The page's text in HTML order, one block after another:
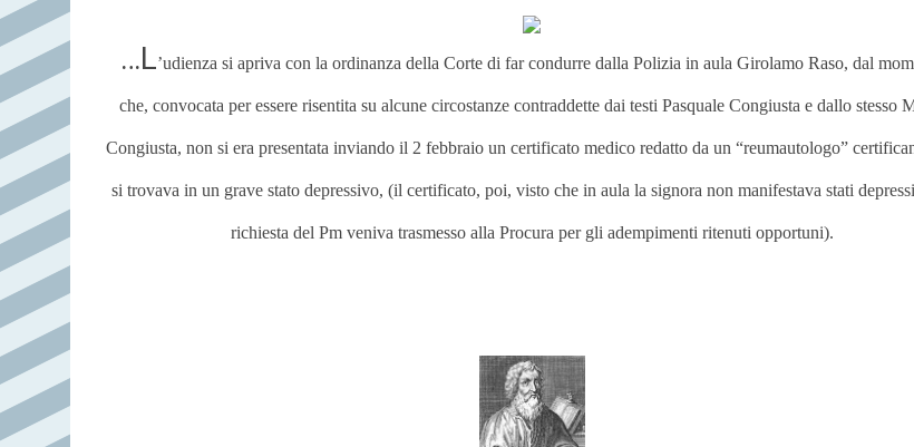
…L’udienza si apriva con la ordinanza della Corte di far condurre dalla Polizia in aula Girolamo Raso, dal
che, convocata per essere risentita su alcune circostanze contraddette dai testi Pasquale Congiusta e dallo stesso
Congiusta, non si era presentata inviando il 2 febbraio un certificato medico redatto da un “reumautologo”
si trovava in un grave stato depressivo, (il certificato, poi, visto che in aula la signora non manifestava stati
richiesta del Pm veniva trasmesso alla Procura per gli adempimenti ritenuti opportuni).